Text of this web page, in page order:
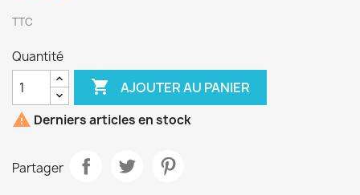
TTC
Quantité
 AJOUTER AU PANIER
 Derniers articles en stock
Partager